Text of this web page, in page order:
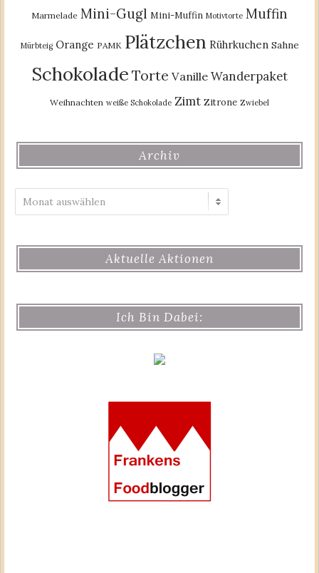
Marmelade Mini-Gugl Mini-Muffin Motivtorte Muffin
Mürbteig Orange PAMK Plätzchen Rührkuchen Sahne
Schokolade Torte Vanille Wanderpaket
Weihnachten weiße Schokolade Zimt Zitrone Zwiebel
Archiv
Aktuelle Aktionen
Ich Bin Dabei: